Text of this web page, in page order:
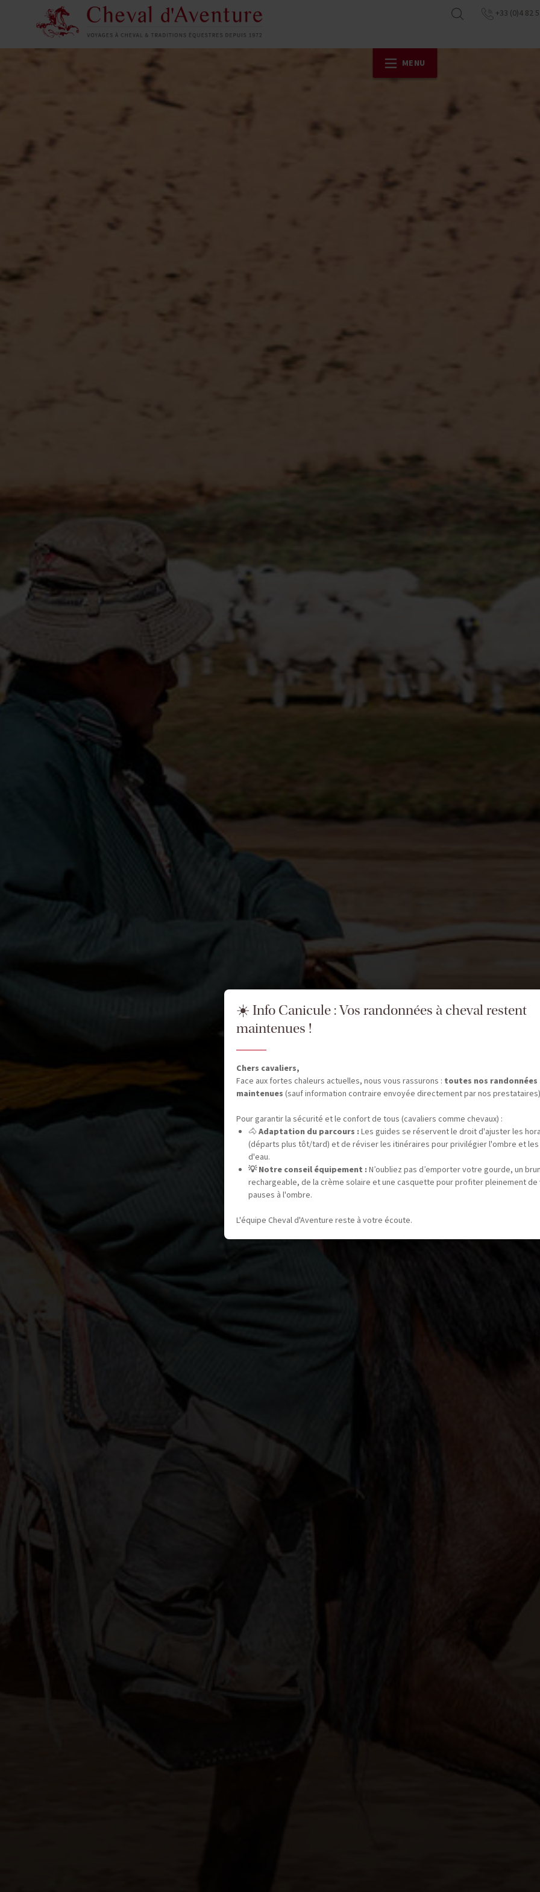
+33 (0)4 82
MENU
☀️ Info Canicule : Vos randonnées à cheval restent
maintenues !
Chers cavaliers,
Face aux fortes chaleurs actuelles, nous vous rassurons : toutes nos
maintenues (sauf information contraire envoyée directement par nos
Pour garantir la sécurité et le confort de tous (cavaliers comme chevaux) :
🐴 Adaptation du parcours :Les guides se réservent le droit d'ajuster les
(départs plus tôt/tard) et de réviser les itinéraires pour privilégier l'ombre et
d'eau.
💡 Notre conseil équipement :N’oubliez pas d’emporter votre gourde, un
rechargeable, de la crème solaire et une casquette pour profiter pleinement de
pauses à l'ombre.
L'équipe Cheval d'Aventure reste à votre écoute.